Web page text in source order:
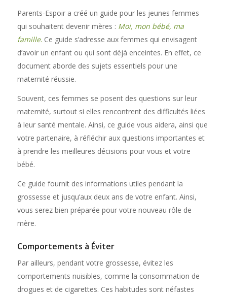
Parents-Espoir a créé un guide pour les jeunes femmes
qui souhaitent devenir mères : Moi, mon bébé, ma
famille. Ce guide s’adresse aux femmes qui envisagent
d’avoir un enfant ou qui sont déjà enceintes. En effet, ce
document aborde des sujets essentiels pour une
maternité réussie.
Souvent, ces femmes se posent des questions sur leur
maternité, surtout si elles rencontrent des difficultés liées
à leur santé mentale. Ainsi, ce guide vous aidera, ainsi que
votre partenaire, à réfléchir aux questions importantes et
à prendre les meilleures décisions pour vous et votre
bébé.
Ce guide fournit des informations utiles pendant la
grossesse et jusqu’aux deux ans de votre enfant. Ainsi,
vous serez bien préparée pour votre nouveau rôle de
mère.
Comportements à Éviter
Par ailleurs, pendant votre grossesse, évitez les
comportements nuisibles, comme la consommation de
drogues et de cigarettes. Ces habitudes sont néfastes